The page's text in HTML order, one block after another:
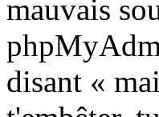
mauvais
disant «